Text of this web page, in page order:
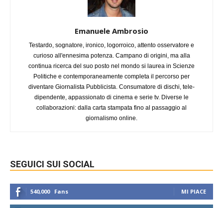
Emanuele Ambrosio
Testardo, sognatore, ironico, logorroico, attento osservatore e
curioso all'ennesima potenza. Campano di origini, ma alla
continua ricerca del suo posto nel mondo si laurea in Scienze
Politiche e contemporaneamente completa il percorso per
diventare Giornalista Pubblicista. Consumatore di dischi, tele-
dipendente, appassionato di cinema e serie tv. Diverse le
collaborazioni: dalla carta stampata fino al passaggio al
giornalismo online.
SEGUICI SUI SOCIAL
540,000 Fans MI PIACE